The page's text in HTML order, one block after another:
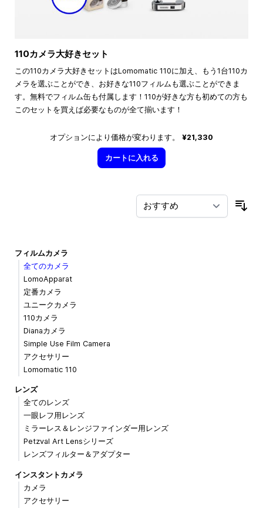
110カメラ大好きセット
この110カメラ大好きセットはLomomatic 110に加え、もう1台110カ
メラを選ぶことができ、お好きな110フィルムも選ぶことができま
す。無料でフィルム缶も付属します！110が好きな方も初めての方も
このセットを買えば必要なものが全て揃います！
オプションにより価格が変わります。 ¥21,330
カートに入れる
フィルムカメラ
全てのカメラ
LomoApparat
定番カメラ
ユニークカメラ
110カメラ
Dianaカメラ
Simple Use Film Camera
アクセサリー
Lomomatic 110
レンズ
全てのレンズ
一眼レフ用レンズ
ミラーレス＆レンジファインダー用レンズ
Petzval Art Lensシリーズ
レンズフィルター＆アダプター
インスタントカメラ
カメラ
アクセサリー